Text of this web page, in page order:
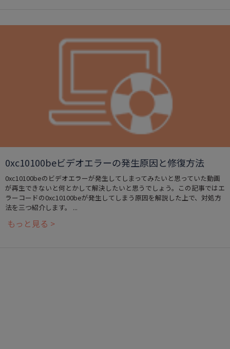
0xc10100beビデオエラーの発生原因と修復方法
0xc10100beのビデオエラーが発生してしまってみたいと思っていた動画
が再生できないと何とかして解決したいと思うでしょう。この記事ではエ
ラーコードの0xc10100beが発生してしまう原因を解説した上で、対処方
法を三つ紹介します。 ...
もっと見る >